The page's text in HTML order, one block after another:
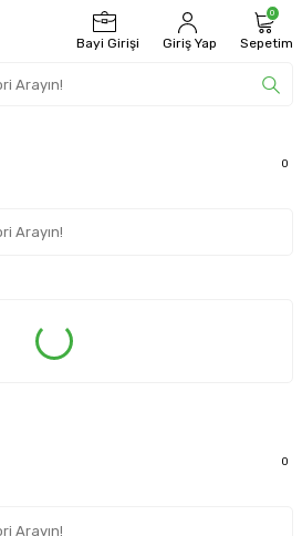
Bayi Girişi Giriş Yap
0
Sepetim
0
0